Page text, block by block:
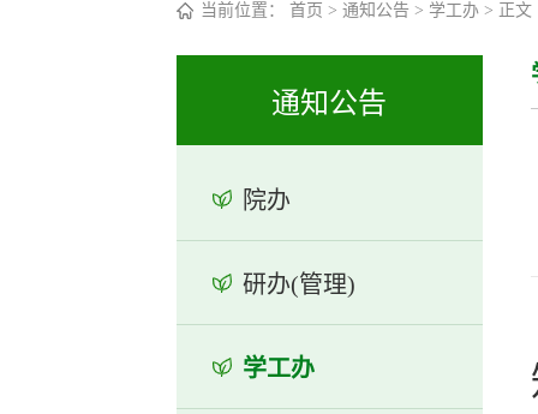
当前位置： 首页 > 通知公告 > 学工办> 正文
通知公告
院办
研办(管理)
学工办